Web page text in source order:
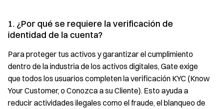
1. ¿Por qué se requiere la verificación de
identidad de la cuenta?
Para proteger tus activos y garantizar el cumplimiento
dentro de la industria de los activos digitales, Gate exige
que todos los usuarios completen la verificación KYC (Know
Your Customer, o Conozca a su Cliente). Esto ayuda a
reducir actividades ilegales como el fraude, el blanqueo de